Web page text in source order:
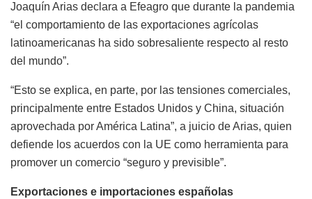
Joaquín Arias declara a Efeagro que durante la pandemia
“el comportamiento de las exportaciones agrícolas
latinoamericanas ha sido sobresaliente respecto al resto
del mundo”.
“Esto se explica, en parte, por las tensiones comerciales,
principalmente entre Estados Unidos y China, situación
aprovechada por América Latina”, a juicio de Arias, quien
defiende los acuerdos con la UE como herramienta para
promover un comercio “seguro y previsible”.
Exportaciones e importaciones españolas